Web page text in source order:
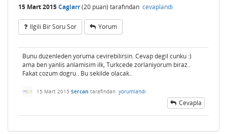
15 Mart 2015Caglarr(20 puan) tarafından cevaplandı
Ilgili Bir Soru Sor Yorum
Bunu duzenleden yoruma cevirebilirsin. Cevap degil cunku :)
ama ben yanlis anlamisim ilk, Turkcede zorlaniyorum biraz..
Fakat cozum dogru.. Bu sekilde olacak..
15 Mart 2015 Sercan tarafından yorumlandı
Cevapla